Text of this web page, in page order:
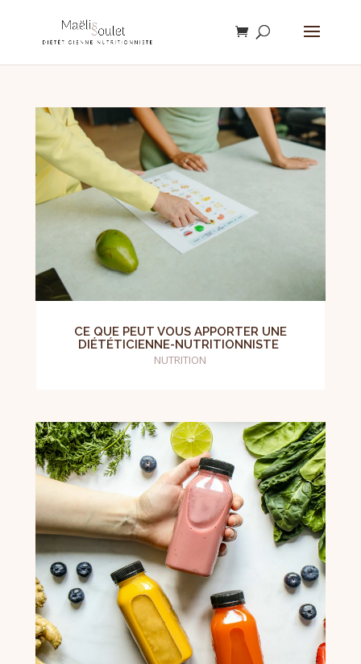
CE QUE PEUT VOUS APPORTER UNE
DIÉTÉTICIENNE-NUTRITIONNISTE
NUTRITION